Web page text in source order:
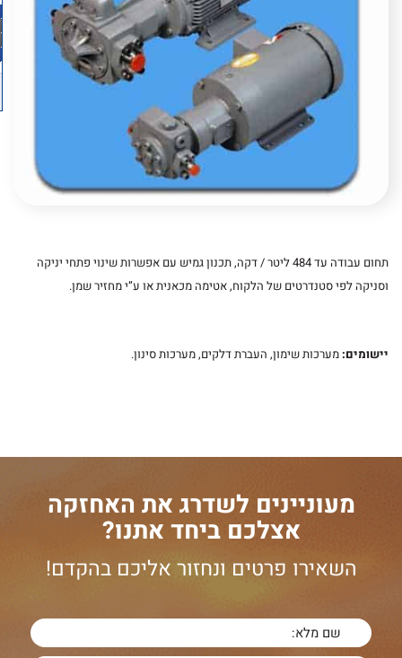
תחום עבודה עד 484 ליטר / דקה, תכנון גמיש עם אפשרות שינוי פתחי יניקה
וסניקה לפי סטנדרטים של הלקוח, אטימה מכאנית או ע”י מחזיר שמן.
יישומים: מערכות שימון, העברת דלקים, מערכות סינון.
מעוניינים לשדרג את האחזקה
אצלכם ביחד אתנו?
השאירו פרטים ונחזור אליכם בהקדם!